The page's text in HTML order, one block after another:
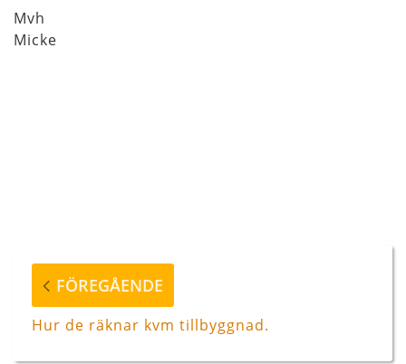
Mvh
Micke
Föregående
inlägg
FÖREGÅENDE
Hur de räknar kvm tillbyggnad.